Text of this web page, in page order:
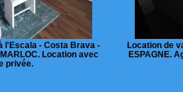
l'Escala - Costa Brava -
Location avec
privée.
Location de
ESPAGNE.